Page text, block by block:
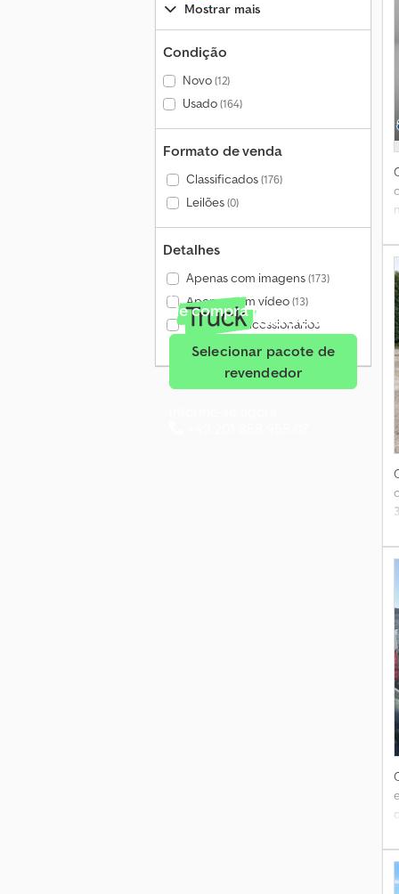
Mostrar mais
Condição
Novo(12)
Usado(164)
Formato de venda
Classificados(176)
Leilões(0)
Detalhes
Apenas com imagens(173)
Apenas com vídeo(13)
Apenas concessionários
verificados
Mais de 140 000 pedidos
de compra por mês
Selecionar pacote de
revendedor
3